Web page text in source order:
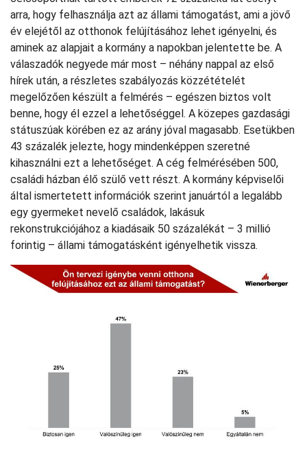
arra, hogy felhasználja azt az állami támogatást, ami a jövő
év elejétől az otthonok felújításához lehet igényelni, és
aminek az alapjait a kormány a napokban jelentette be. A
válaszadók negyede már most – néhány nappal az első
hírek után, a részletes szabályozás közzétételét
megelőzően készült a felmérés – egészen biztos volt
benne, hogy él ezzel a lehetőséggel. A közepes gazdasági
státuszúak körében ez az arány jóval magasabb. Esetükben
43 százalék jelezte, hogy mindenképpen szeretné
kihasználni ezt a lehetőséget. A cég felmérésében 500,
családi házban élő szülő vett részt. A kormány képviselői
által ismertetett információk szerint januártól a legalább
egy gyermeket nevelő családok, lakásuk
rekonstrukciójához a kiadásaik 50 százalékát – 3 millió
forintig – állami támogatásként igényelhetik vissza.